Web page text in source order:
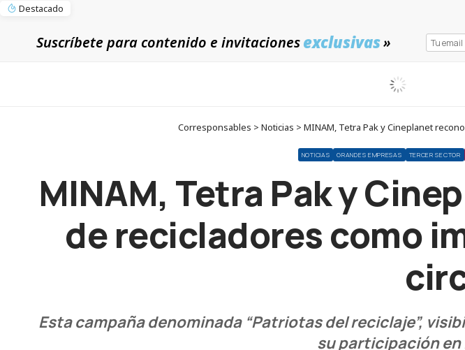
Destacado
Suscríbete para contenido e invitacionesexclusivas»
Corresponsables > Noticias > MINAM, Tetra Pak y Cineplanet
NOTICIAS GRANDES EMPRESAS TERCER SECTOR
MINAM, Tetra Pak y
de recicladores como
Esta campaña denominada “Patriotas del reciclaje”,
su participación